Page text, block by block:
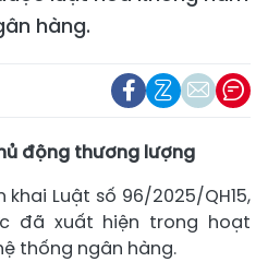
hàng.
động thương lượng
Luật số 96/2025/QH15,
đã xuất hiện trong hoạt
thống ngân hàng.